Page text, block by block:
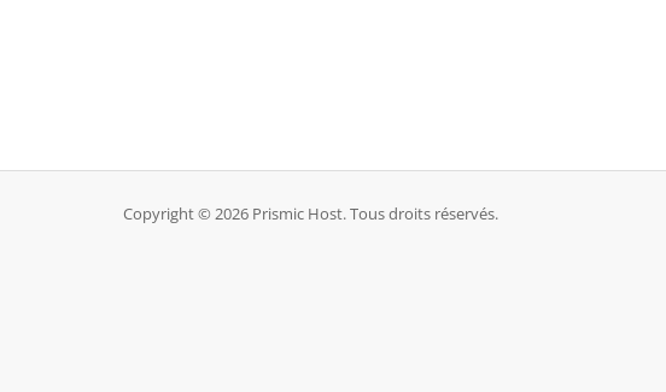
Copyright © 2026 Prismic Host. Tous droits réservés.